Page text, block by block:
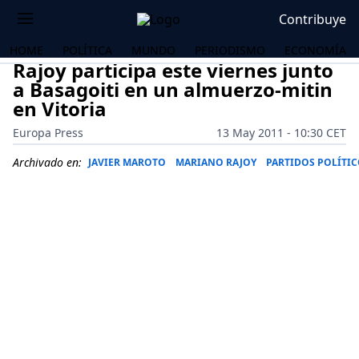
Contribuye
HOME POLÍTICA MUNDO PERIODISMO ECONOMÍA
Rajoy participa este viernes junto
a Basagoiti en un almuerzo-mitin
en Vitoria
Europa Press
13 May 2011 - 10:30 CET
Archivado en: JAVIER MAROTO MARIANO RAJOY PARTIDOS